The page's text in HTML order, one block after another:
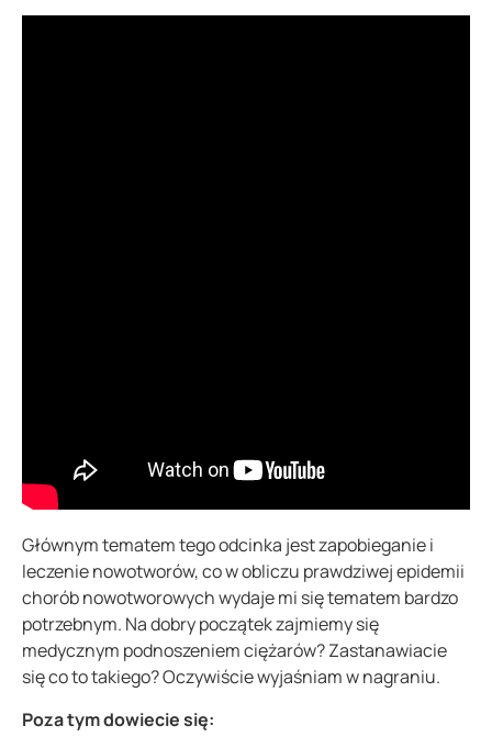
Głównym tematem tego odcinka jest zapobieganie i
leczenie nowotworów, co w obliczu prawdziwej epidemii
chorób nowotworowych wydaje mi się tematem bardzo
potrzebnym. Na dobry początek zajmiemy się
medycznym podnoszeniem ciężarów? Zastanawiacie
się co to takiego? Oczywiście wyjaśniam w nagraniu.
Poza tym dowiecie się: